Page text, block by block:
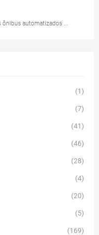
automatizados ...
(1)
(7)
(41)
(46)
(28)
(4)
(20)
(5)
(169)